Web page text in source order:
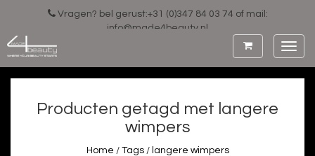
Vragen? bel gerust:+31 (0)347 84 03 74 of mail:
info@made4beauty.nl
Producten getagd met langere
wimpers
Home / Tags/ langere wimpers